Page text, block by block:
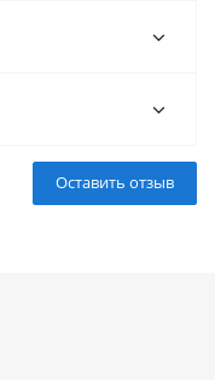
Оставить отзыв